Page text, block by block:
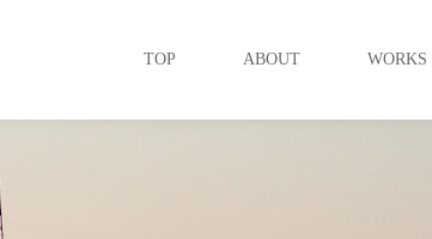
TOP ABOUT WORKS